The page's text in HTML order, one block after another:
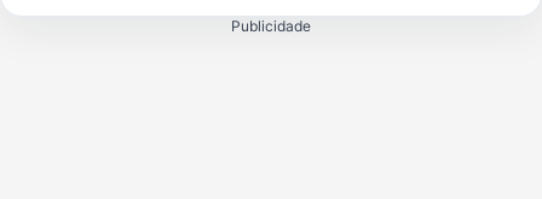
Publicidade